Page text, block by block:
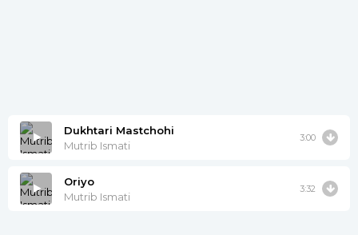
Dukhtari Mastchohi
Mutrib Ismati
3:00
Oriyo
Mutrib Ismati
3:32